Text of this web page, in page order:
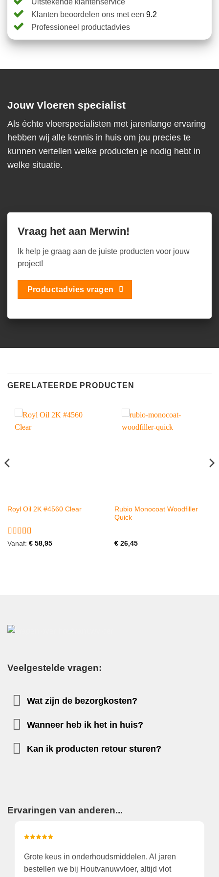
Uitstekende klantenservice
Klanten beoordelen ons met een 9.2
Professioneel productadvies
Jouw Vloeren specialist
Als échte vloerspecialisten met jarenlange ervaring
hebben wij alle kennis in huis om jou precies te
kunnen vertellen welke producten je nodig hebt in
welke situatie.
Vraag het aan Merwin!
Ik help je graag aan de juiste producten voor jouw
project!
Productadvies vragen
GERELATEERDE PRODUCTEN
Royl Oil 2K #4560 Clear
Gewaardeerd
Vanaf: €58,95
Rubio Monocoat Woodfiller
Quick
€26,45
Veelgestelde vragen:
Wat zijn de bezorgkosten?
Wanneer heb ik het in huis?
Kan ik producten retour sturen?
Ervaringen van anderen...
Wegens tijdgebrek gekozen het aan huis te laten
leveren. Dat was verrassend snel en zeer correct!